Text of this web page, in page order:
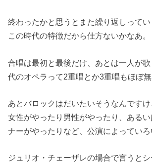
終わったかと思うとまた繰り返しってい
この時代の特徴だから仕方ないかなあ。
合唱は最初と最後だけ、あとは一人が
代のオペラって2重唱とか3重唱もほぼ無
あとバロックはだいたいそうなんです
女性がやったり男性がやったり、ある
ナーがやったりなど、公演によっていろ
ジュリオ・チェーザレの場合で言うと